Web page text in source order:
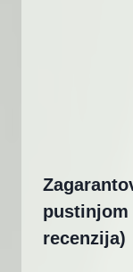
pustinjom
recenzija)